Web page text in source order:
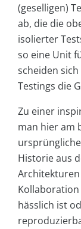
(geselligen)
ab, die die
isolierter
so eine Unit
scheiden
Testings die
Zu einer
man hier am
Historie aus
hässlich ist